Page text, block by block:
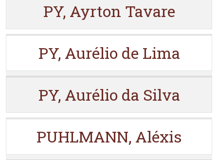
PY, Ayrton Tavare
PY, Aurélio de Lima
PY, Aurélio da Silva
PUHLMANN, Aléxis